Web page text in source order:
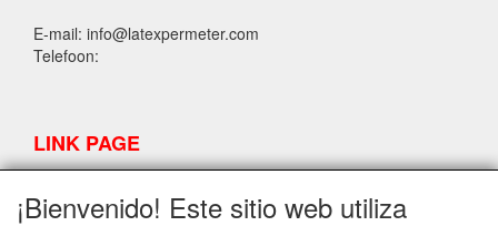
E-mail: info@latexpermeter.com
Telefoon:
LINK PAGE
Solicitar enlace de cancelacion
¡Bienvenido! Este sitio web utiliza